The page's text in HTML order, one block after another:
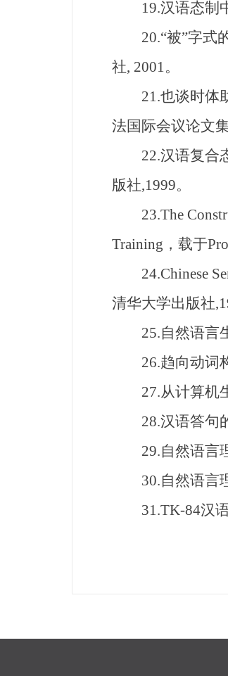
19.汉语态制中
20.“被”字式的
社, 2001。
21.也谈时体助
法国际会议论文
22.汉语复合态
版社,1999。
23.The
Training，载于
24.Chinese
清华大学出版社
25.自然语言生
26.趋向动词构
27.从计算机生
28.汉语答句的
29.自然语言理
30.自然语言理
31.TK-84汉语